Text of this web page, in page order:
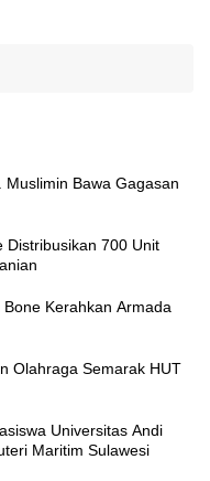
Bawa Gagasan
Distribusikan 700 Unit
Kerahkan Armada
Olahraga Semarak HUT
Universitas Andi
Maritim Sulawesi